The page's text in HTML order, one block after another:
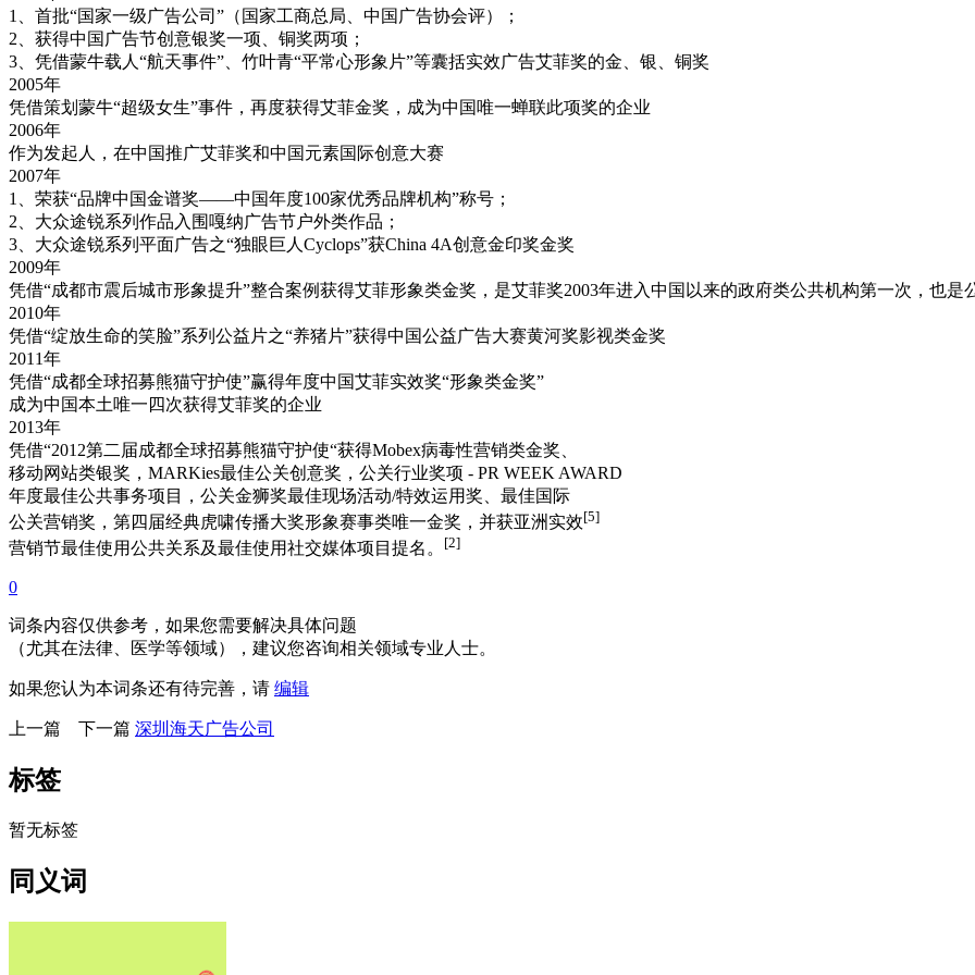
1、首批“国家一级广告公司”（国家工商总局、中国广告协会评）；
2、获得中国广告节创意银奖一项、铜奖两项；
3、凭借蒙牛载人“航天事件”、竹叶青“平常心形象片”等囊括实效广告艾菲奖的金、银、铜奖
2005年
凭借策划蒙牛“超级女生”事件，再度获得艾菲金奖，成为中国唯一蝉联此项奖的企业
2006年
作为发起人，在中国推广艾菲奖和中国元素国际创意大赛
2007年
1、荣获“品牌中国金谱奖——中国年度100家优秀品牌机构”称号；
2、大众途锐系列作品入围嘎纳广告节户外类作品；
3、大众途锐系列平面广告之“独眼巨人Cyclops”获China 4A创意金印奖金奖
2009年
凭借“成都市震后城市形象提升”整合案例获得艾菲形象类金奖，是艾菲奖2003年进入中国以来的政府类公共机构第一次，也是
2010年
凭借“绽放生命的笑脸”系列公益片之“养猪片”获得中国公益广告大赛黄河奖影视类金奖
2011年
凭借“成都全球招募熊猫守护使”赢得年度中国艾菲实效奖“形象类金奖”
成为中国本土唯一四次获得艾菲奖的企业
2013年
凭借“2012第二届成都全球招募熊猫守护使“获得Mobex病毒性营销类金奖、
移动网站类银奖，MARKies最佳公关创意奖，公关行业奖项 - PR WEEK AWARD
年度最佳公共事务项目，公关金狮奖最佳现场活动/特效运用奖、最佳国际
公关营销奖，第四届经典虎啸传播大奖形象赛事类唯一金奖，并获亚洲实效[5]
营销节最佳使用公共关系及最佳使用社交媒体项目提名。 [2]
0
词条内容仅供参考，如果您需要解决具体问题
（尤其在法律、医学等领域），建议您咨询相关领域专业人士。
如果您认为本词条还有待完善，请 编辑
上一篇 下一篇 深圳海天广告公司
标签
暂无标签
同义词